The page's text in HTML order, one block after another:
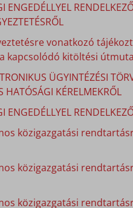
ENGEDÉLLYEL
vonatkozó
kapcsolódó kitöltési
ÜGYINTÉZÉSI
HATÓSÁGI KÉRELMEKRŐL
ENGEDÉLLYEL
közigazgatási
közigazgatási
közigazgatási